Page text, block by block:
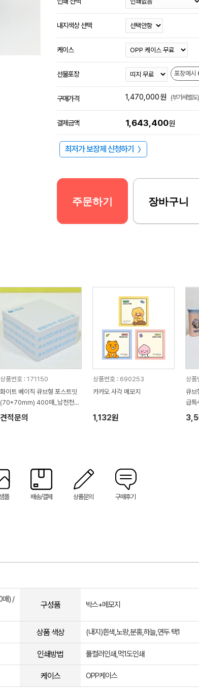
내지색상 선택
케이스
선물포장 포장예시
구매가격 1,470,000원 (부가세별도)
결제금액 1,643,400원
최저가 보장제 신청하기 〉
주문하기 장바구니
상품번호 : 171150
화이트 베이직 큐브형 포스트잇
(70*70mm) 400매_남천천신
협
견적문의
상품번호 : 690253
카카오 사각 메모지
1,132원
상
큐브
급특
플 배송/결제 상품문의 구매후기
매) /
구성품 박스+메모지
상품 색상 (내지)흰색,노랑,분홍,하늘,연두 택1
인쇄방법 풀컬러인쇄,먹1도인쇄
케이스 OPP케이스